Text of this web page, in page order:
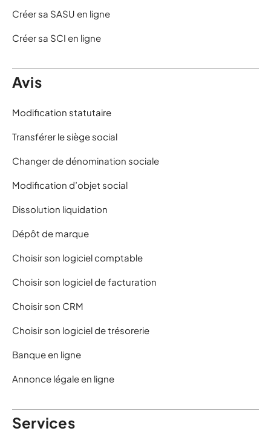
Créer sa SASU en ligne
Créer sa SCI en ligne
Avis
Modification statutaire
Transférer le siège social
Changer de dénomination sociale
Modification d’objet social
Dissolution liquidation
Dépôt de marque
Choisir son logiciel comptable
Choisir son logiciel de facturation
Choisir son CRM
Choisir son logiciel de trésorerie
Banque en ligne
Annonce légale en ligne
Services